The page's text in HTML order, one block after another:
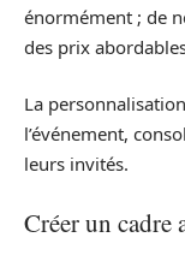
énormément ; de
des prix
La
l’événement,
leurs invités.
Créer un cadre